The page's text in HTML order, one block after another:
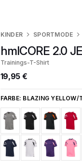
KINDER SPORTMODE
hmlCORE 2.0
Trainings-T-Shirt
19,95 €
FARBE: BLAZING YELLOW/